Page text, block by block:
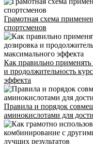
Грамотная схема
спортсменов
Как правильно применять
и продолжительность
эффекта
Правила и порядок
аминокислотами для